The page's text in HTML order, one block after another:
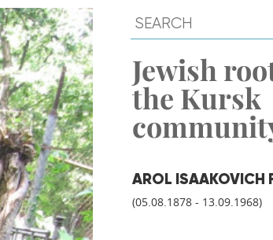
Jewish
the Kursk
AROL ISAAKOVICH
(05.08.1878 - 13.09.1968)